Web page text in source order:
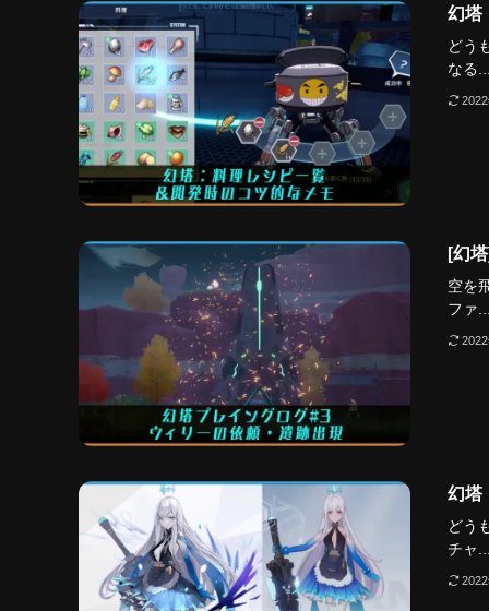
幻塔
どう
なる
[幻
空を
ファ
幻塔
どう
チャ